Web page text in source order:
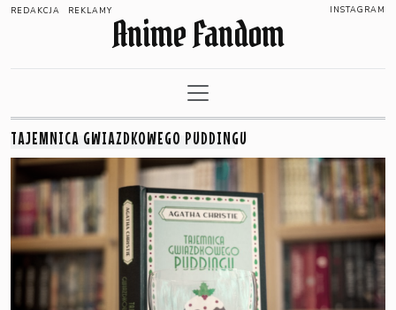
REDAKCJA REKLAMY INSTAGRAM
Anime Fandom
TAJEMNICA GWIAZDKOWEGO PUDDINGU